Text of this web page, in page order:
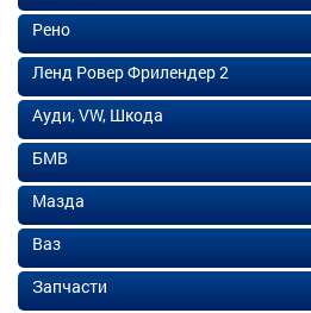
Рено
Ленд Ровер Фрилендер 2
Ауди, VW, Шкода
БМВ
Мазда
Ваз
Запчасти